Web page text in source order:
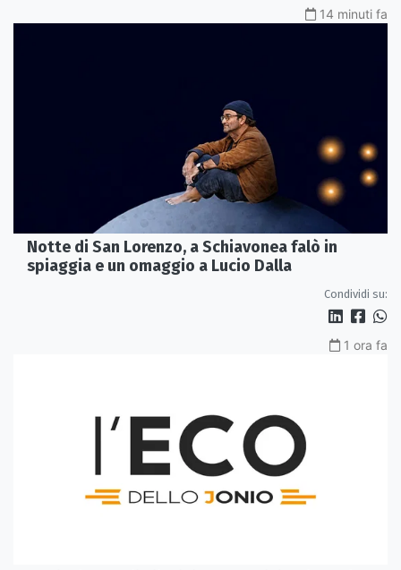
14 minuti fa
Notte di San Lorenzo, a Schiavonea falò in
spiaggia e un omaggio a Lucio Dalla
Condividi su:
1 ora fa